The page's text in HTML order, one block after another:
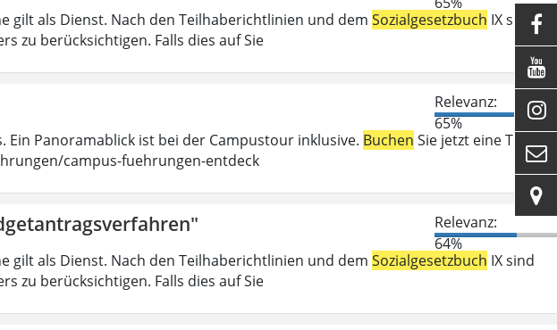
gilt als Dienst. Nach den Teilhaberichtlinien und dem Sozialgesetzbuch IX sind
zu berücksichtigen. Falls dies auf Sie
Relevanz:
65%
Panoramablick ist bei der Campustour inklusive. Buchen Sie jetzt eine Tour:
campus-fuehrungen-entdeck
Relevanz:
64%
gilt als Dienst. Nach den Teilhaberichtlinien und dem Sozialgesetzbuch IX sind
zu berücksichtigen. Falls dies auf Sie




